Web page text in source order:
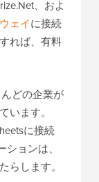
、およ
ェイに接続
れば、有料
どの企業が
います。
に接続
ョンは、
らします。